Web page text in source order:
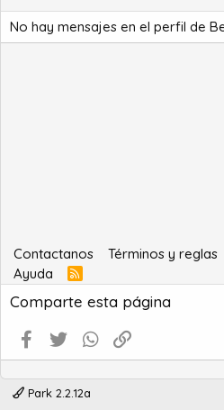
No hay mensajes en el perfil de
Contactanos Términos y reglas
Ayuda
R
S
S
Comparte esta página
Facebook
Twitter WhatsApp
Park 2.2.12a